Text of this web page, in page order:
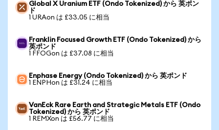
Global X Uranium ETF (Ondo Tokenized) から 英ポン
ド
1 URAon は £33.05 に相当
Franklin Focused Growth ETF (Ondo Tokenized) から
英ポンド
1 FFOGon は £37.08 に相当
Enphase Energy (Ondo Tokenized) から 英ポンド
1 ENPHon は £31.24 に相当
VanEck Rare Earth and Strategic Metals ETF (Ondo
Tokenized) から 英ポンド
1 REMXon は £56.77 に相当